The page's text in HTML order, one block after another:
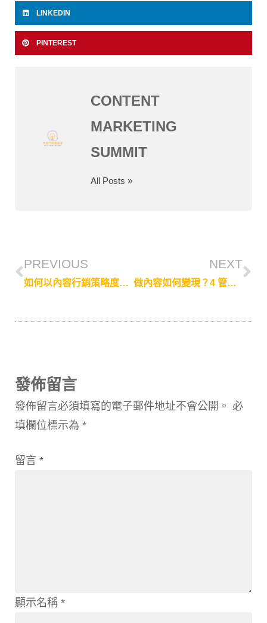
LINKEDIN
PINTEREST
CONTENT
MARKETING
SUMMIT
All Posts »
PREVIOUS
如何以內容行銷策略度過2023年經濟寒冬
NEXT
做內容如何變現？4 管道一定要會
發佈留言
發佈留言必須填寫的電子郵件地址不會公開。 必
填欄位標示為 *
留言 *
顯示名稱 *